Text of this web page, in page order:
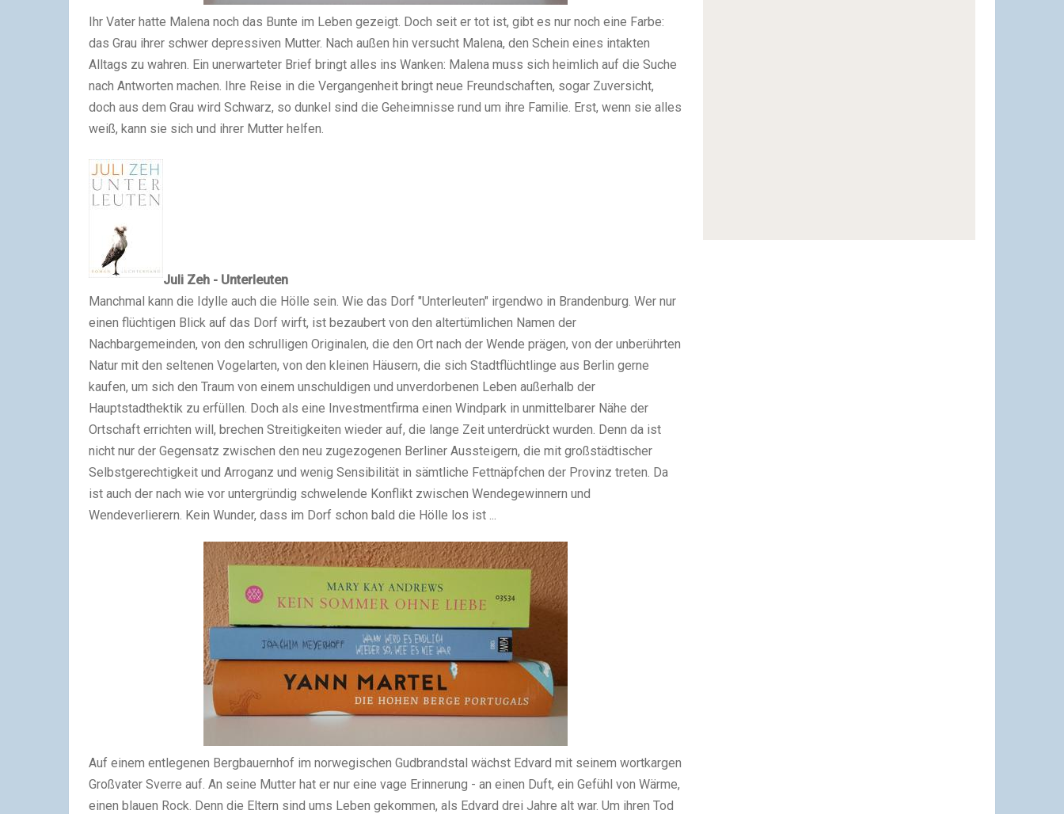
Ihr Vater hatte Malena noch das Bunte im Leben gezeigt. Doch seit er tot ist, gibt es nur noch eine Farbe:
das Grau ihrer schwer depressiven Mutter. Nach außen hin versucht Malena, den Schein eines intakten
Alltags zu wahren. Ein unerwarteter Brief bringt alles ins Wanken: Malena muss sich heimlich auf die Suche
nach Antworten machen. Ihre Reise in die Vergangenheit bringt neue Freundschaften, sogar Zuversicht,
doch aus dem Grau wird Schwarz, so dunkel sind die Geheimnisse rund um ihre Familie. Erst, wenn sie alles
weiß, kann sie sich und ihrer Mutter helfen.
Juli Zeh - Unterleuten
Manchmal kann die Idylle auch die Hölle sein. Wie das Dorf "Unterleuten" irgendwo in Brandenburg. Wer nur
einen flüchtigen Blick auf das Dorf wirft, ist bezaubert von den altertümlichen Namen der
Nachbargemeinden, von den schrulligen Originalen, die den Ort nach der Wende prägen, von der unberührten
Natur mit den seltenen Vogelarten, von den kleinen Häusern, die sich Stadtflüchtlinge aus Berlin gerne
kaufen, um sich den Traum von einem unschuldigen und unverdorbenen Leben außerhalb der
Hauptstadthektik zu erfüllen. Doch als eine Investmentfirma einen Windpark in unmittelbarer Nähe der
Ortschaft errichten will, brechen Streitigkeiten wieder auf, die lange Zeit unterdrückt wurden. Denn da ist
nicht nur der Gegensatz zwischen den neu zugezogenen Berliner Aussteigern, die mit großstädtischer
Selbstgerechtigkeit und Arroganz und wenig Sensibilität in sämtliche Fettnäpfchen der Provinz treten. Da
ist auch der nach wie vor untergründig schwelende Konflikt zwischen Wendegewinnern und
Wendeverlierern. Kein Wunder, dass im Dorf schon bald die Hölle los ist ...
Auf einem entlegenen Bergbauernhof im norwegischen Gudbrandstal wächst Edvard mit seinem wortkargen
Großvater Sverre auf. An seine Mutter hat er nur eine vage Erinnerung - an einen Duft, ein Gefühl von Wärme,
einen blauen Rock. Denn die Eltern sind ums Leben gekommen, als Edvard drei Jahre alt war. Um ihren Tod